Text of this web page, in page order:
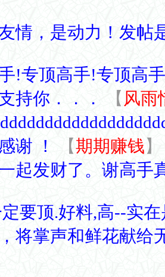
情，是动力！发帖
!专顶高手!专顶高
持你．．．
【 风雨
谢 ！
【期期赚钱】
起发财了。谢高手
要顶.好料,高--实
将掌声和鲜花献给